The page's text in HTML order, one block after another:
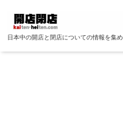
日本中の開店と閉店についての情報を集